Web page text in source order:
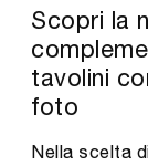
Scopri la
tavolini
foto
Nella scelta